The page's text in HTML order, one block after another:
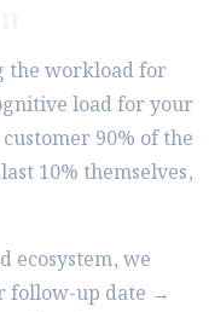
the workload for
load for your
90% of the
10% themselves,
ecosystem, we
follow-up date →